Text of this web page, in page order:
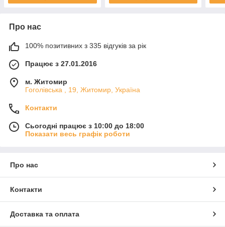
Про нас
100% позитивних з 335 відгуків за рік
Працює з 27.01.2016
м. Житомир
Гоголівська , 19, Житомир, Україна
Контакти
Сьогодні працює з 10:00 до 18:00
Показати весь графік роботи
Про нас
Контакти
Доставка та оплата